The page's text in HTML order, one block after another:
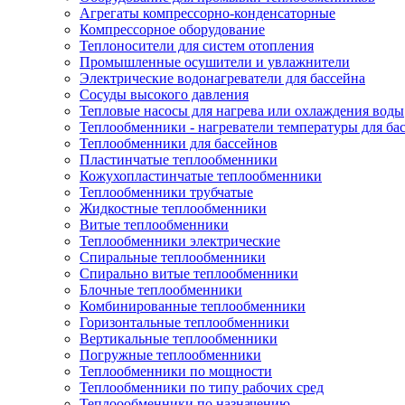
Агрегаты компрессорно-конденсаторные
Компрессорное оборудование
Теплоносители для систем отопления
Промышленные осушители и увлажнители
Электрические водонагреватели для бассейна
Сосуды высокого давления
Тепловые насосы для нагрева или охлаждения воды
Теплообменники - нагреватели температуры для
Теплообменники для бассейнов
Пластинчатые теплообменники
Кожухопластинчатые теплообменники
Теплообменники трубчатые
Жидкостные теплообменники
Витые теплообменники
Теплообменники электрические
Спиральные теплообменники
Спирально витые теплообменники
Блочные теплообменники
Комбинированные теплообменники
Горизонтальные теплообменники
Вертикальные теплообменники
Погружные теплообменники
Теплообменники по мощности
Теплообменники по типу рабочих сред